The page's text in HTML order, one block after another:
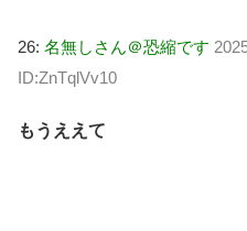
26: 名無しさん＠恐縮です
ID:ZnTqlVv10
もうええて